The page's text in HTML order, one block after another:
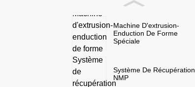
Machine D'extrusion-
Enduction De Forme
Spéciale
Système De Récupération
NMP